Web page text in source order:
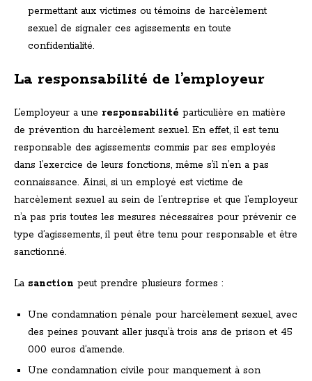
permettant aux victimes ou témoins de harcèlement
sexuel de signaler ces agissements en toute
confidentialité.
La responsabilité de l’employeur
L’employeur a une responsabilité particulière en matière
de prévention du harcèlement sexuel. En effet, il est tenu
responsable des agissements commis par ses employés
dans l’exercice de leurs fonctions, même s’il n’en a pas
connaissance. Ainsi, si un employé est victime de
harcèlement sexuel au sein de l’entreprise et que l’employeur
n’a pas pris toutes les mesures nécessaires pour prévenir ce
type d’agissements, il peut être tenu pour responsable et être
sanctionné.
La sanction peut prendre plusieurs formes :
Une condamnation pénale pour harcèlement sexuel, avec
des peines pouvant aller jusqu’à trois ans de prison et 45
000 euros d’amende.
Une condamnation civile pour manquement à son